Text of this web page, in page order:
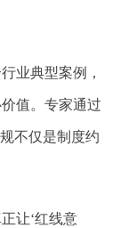
业典型案例，
值。专家通过
不仅是制度约
让‘红线意